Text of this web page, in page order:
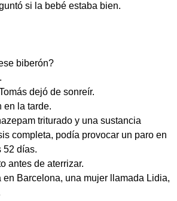
si la bebé estaba bien.
biberón?
dejó de sonreír.
en la tarde.
triturado y una sustancia
completa, podía provocar un paro en
52 días.
antes de aterrizar.
en Barcelona, una mujer llamada Lidia,